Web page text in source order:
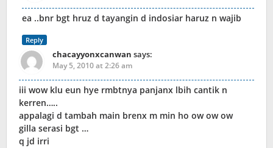
ea ..bnr bgt hruz d tayangin d indosiar haruz n wajib
Reply
chacayyonxcanwan says:
May 5, 2010 at 2:26 am
iii wow klu eun hye rmbtnya panjanx lbih cantik n
kerren…..
appalagi d tambah main brenx m min ho ow ow ow
gilla serasi bgt …
q jd irri